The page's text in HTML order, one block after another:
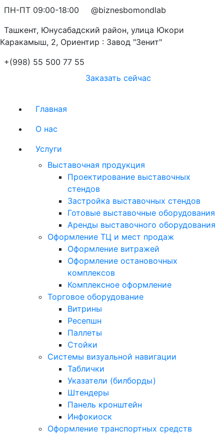
ПН-ПТ 09:00-18:00
@biznesbomondlab
Ташкент, Юнусабадский район, улица Юкори
Каракамыш, 2, Ориентир : Завод "Зенит"
+(998) 55 500 77 55
Заказать сейчас
Главная
О нас
Услуги
Выставочная продукция
Проектирование выставочных
стендов
Застройка выставочных стендов
Готовые выставочные оборудования
Аренды выставочного оборудования
Оформление ТЦ и мест продаж
Оформление витражей
Оформление остановочных
комплексов
Комплексное оформление
Торговое оборудование
Витрины
Ресепшн
Паллеты
Стойки
Системы визуальной навигации
Таблички
Указатели (билборды)
Штендеры
Панель кронштейн
Инфокиоск
Оформление транспортных средств